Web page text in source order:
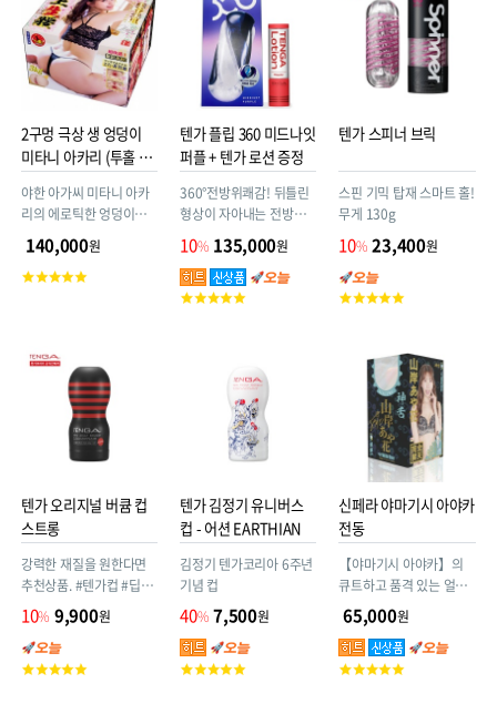
2구멍 극상 생 엉덩이
미타니 아카리 (투홀 극
야한 아가씨 미타니 아카
리의 에로틱한 엉덩이를
완전 재현한 3kg 오나홀!
자궁까지 대량사정하세
요. 애널구멍도 짜릿짜릿
140,000원
고
텐가 플립 360 미드나잇
퍼플 + 텐가 로션 증정
360°전방위쾌감! 뒤틀린
형상이 자아내는 전방위
자극 대담할 정도로 비틀
린 본체로 한층 진화한 조
작감! 기존 FLIP 시리즈의
상식을 뛰어넘어 극단적
10% 135,000원
고
텐가 스피너 브릭
스핀 기믹 탑재 스마트 홀!
무게 130g
10% 23,400원
고
텐가 오리지널 버큠 컵
스트롱
강력한 재질을 원한다면
추천상품. #텐가컵 #딥스
로트 #버큠컵 #스트롱 #
하드 #검정 #블랙 #일회
용 #로션도포 #TOC-
201H
10% 9,900원
고
텐가 김정기 유니버스
컵 - 어션 EARTHIAN
김정기 텐가코리아 6주년
기념 컵
40% 7,500원
고
신페라 야마기시 아야카
전동
【야마기시 아야카】의
큐트하고 품격 있는 얼굴
을 최신 3D 스캔 기술로
완전 재현!
65,000원
고